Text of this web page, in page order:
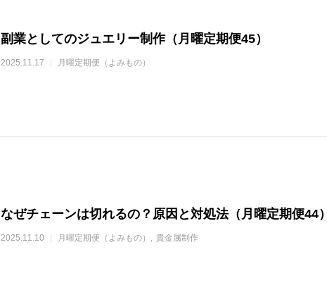
副業としてのジュエリー制作（月曜定期便45）
2025.11.17 月曜定期便（よみもの）
なぜチェーンは切れるの？原因と対処法（月曜定期便44）
2025.11.10 月曜定期便（よみもの） 貴金属制作